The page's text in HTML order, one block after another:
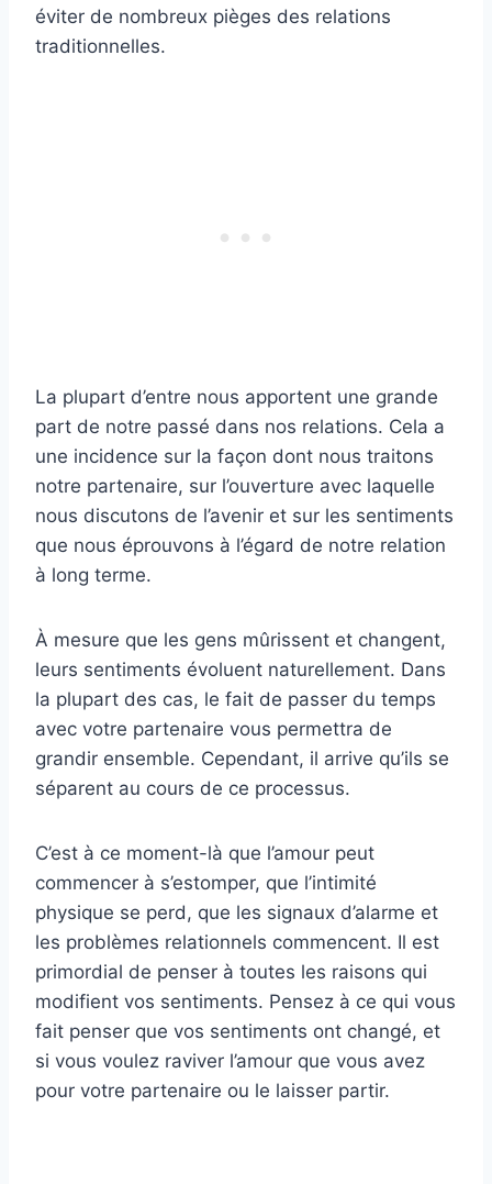
éviter de nombreux pièges des relations
traditionnelles.
La plupart d’entre nous apportent une grande
part de notre passé dans nos relations. Cela a
une incidence sur la façon dont nous traitons
notre partenaire, sur l’ouverture avec laquelle
nous discutons de l’avenir et sur les sentiments
que nous éprouvons à l’égard de notre relation
à long terme.
À mesure que les gens mûrissent et changent,
leurs sentiments évoluent naturellement. Dans
la plupart des cas, le fait de passer du temps
avec votre partenaire vous permettra de
grandir ensemble. Cependant, il arrive qu’ils se
séparent au cours de ce processus.
C’est à ce moment-là que l’amour peut
commencer à s’estomper, que l’intimité
physique se perd, que les signaux d’alarme et
les problèmes relationnels commencent. Il est
primordial de penser à toutes les raisons qui
modifient vos sentiments. Pensez à ce qui vous
fait penser que vos sentiments ont changé, et
si vous voulez raviver l’amour que vous avez
pour votre partenaire ou le laisser partir.